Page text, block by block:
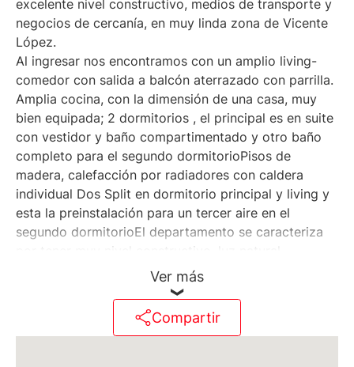
excelente nivel constructivo, medios de transporte y
negocios de cercanía, en muy linda zona de Vicente
López.
Al ingresar nos encontramos con un amplio living-
comedor con salida a balcón aterrazado con parrilla.
Amplia cocina, con la dimensión de una casa, muy
bien equipada; 2 dormitorios , el principal es en suite
con vestidor y baño compartimentado y otro baño
completo para el segundo dormitorioPisos de
madera, calefacción por radiadores con caldera
individual Dos Split en dormitorio principal y living y
esta la preinstalación para un tercer aire en el
segundo dormitorioEl departamento se caracteriza
por tener muy nivel constructivo, luz natural ,
seguridad y amenities Cómoda cochera y baulera en
subsueloPileta con solárium Gimnasio
SUMParrillasVigilancia nocturna
Ver más
Compartir